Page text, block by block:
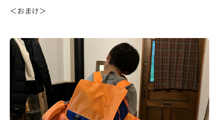
＜おまけ＞